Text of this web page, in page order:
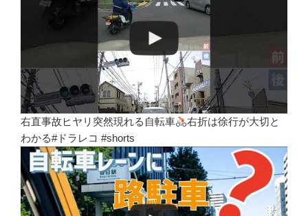
右直事故ヒヤリ突然現れる自転車
右折は徐行が大切と
わかる#ドラレコ #shorts